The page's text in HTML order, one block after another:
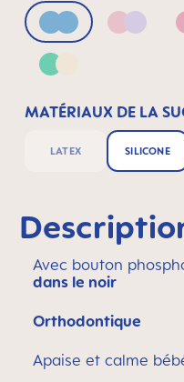
Blue Pink &
Green & Neutral
MATÉRIAUX DE LA
LATEX SILICONE
Avec bouton
dans le noir
Orthodontique
Apaise et calme